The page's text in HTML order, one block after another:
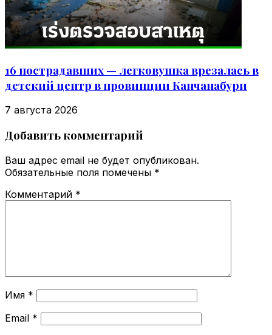
16 пострадавших — легковушка врезалась в
детский центр в провинции Канчанабури
7 августа 2026
Добавить комментарий
Ваш адрес email не будет опубликован.
Обязательные поля помечены *
Комментарий *
Имя *
Email *